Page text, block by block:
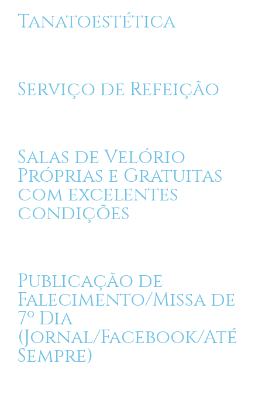
Tanatoestética
Serviço de Refeição
Salas de Velório
Próprias e Gratuitas
com excelentes
condições
Publicação de
Falecimento/Missa de
7º Dia
(Jornal/Facebook/Até
Sempre)